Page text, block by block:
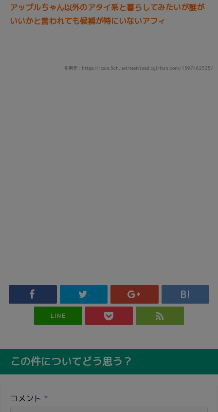
アップルちゃん以外のアタイ系と暮らしてみたいが誰が
いいかと言われても候補が特にいないアフィ
引用元：https://rosie.5ch.net/test/read.cgi/famicom/1597462535/
LINE
この件についてどう思う？
コメント *